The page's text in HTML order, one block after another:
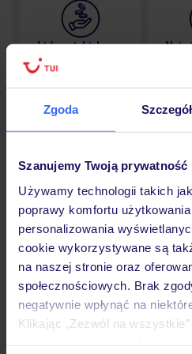
Zgoda
Szanujemy Twoją prywatność
Używamy technologii takich
poprawy komfortu
personalizowania
cookie wykorzystywane są
na naszej stronie oraz
społecznościowych. Brak
negatywnie wpłynąć na
Klikając „Zezwól na
Lider niskich cen
Hotel
Opinie
Pokoje